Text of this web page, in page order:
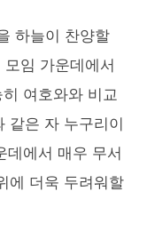
하늘이 찬양할
임 가운데에서
여호와와 비교
같은 자 누구리이
데에서 매우 무서
에 더욱 두려워할